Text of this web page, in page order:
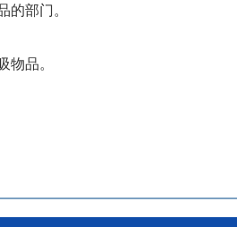
部门。
品。